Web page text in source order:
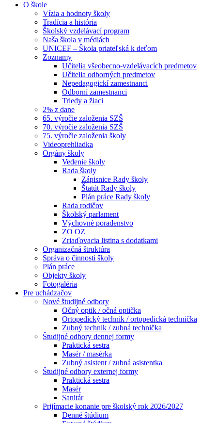
O škole
Vízia a hodnoty školy
Tradícia a história
Školský vzdelávací program
Naša škola v médiách
UNICEF – Škola priateľská k deťom
Zoznamy
Učitelia všeobecno-vzdelávacích predmetov
Učitelia odborných predmetov
Nepedagogickí zamestnanci
Odborní zamestnanci
Triedy a žiaci
2% z dane
65. výročie založenia SZŠ
70. výročie založenia SZŠ
75. výročie založenia školy
Videoprehliadka
Orgány školy
Vedenie školy
Rada školy
Zápisnice Rady školy
Štatút Rady školy
Plán práce Rady školy
Rada rodičov
Školský parlament
Výchovné poradenstvo
ZO OZ
Zriaďovacia listina s dodatkami
Organizačná štruktúra
Správa o činnosti školy
Plán práce
Objekty školy
Fotogaléria
Pre uchádzačov
Nové študijné odbory
Očný optik / očná optička
Ortopedický technik / ortopedická technička
Zubný technik / zubná technička
Študijné odbory dennej formy
Praktická sestra
Masér / masérka
Zubný asistent / zubná asistentka
Študijné odbory externej formy
Praktická sestra
Masér
Sanitár
Prijímacie konanie pre školský rok 2026/2027
Denné štúdium